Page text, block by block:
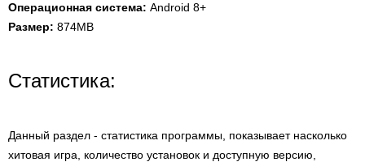
Операционная система: Android 8+
Размер: 874MB
Статистика:
Данный раздел - статистика программы, показывает насколько
хитовая игра, количество установок и доступную версию,